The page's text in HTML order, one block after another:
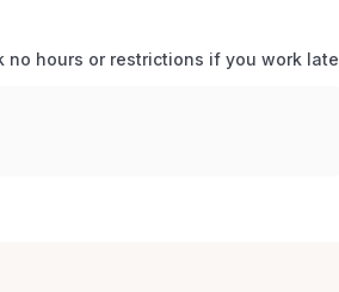
no hours or restrictions if you work late